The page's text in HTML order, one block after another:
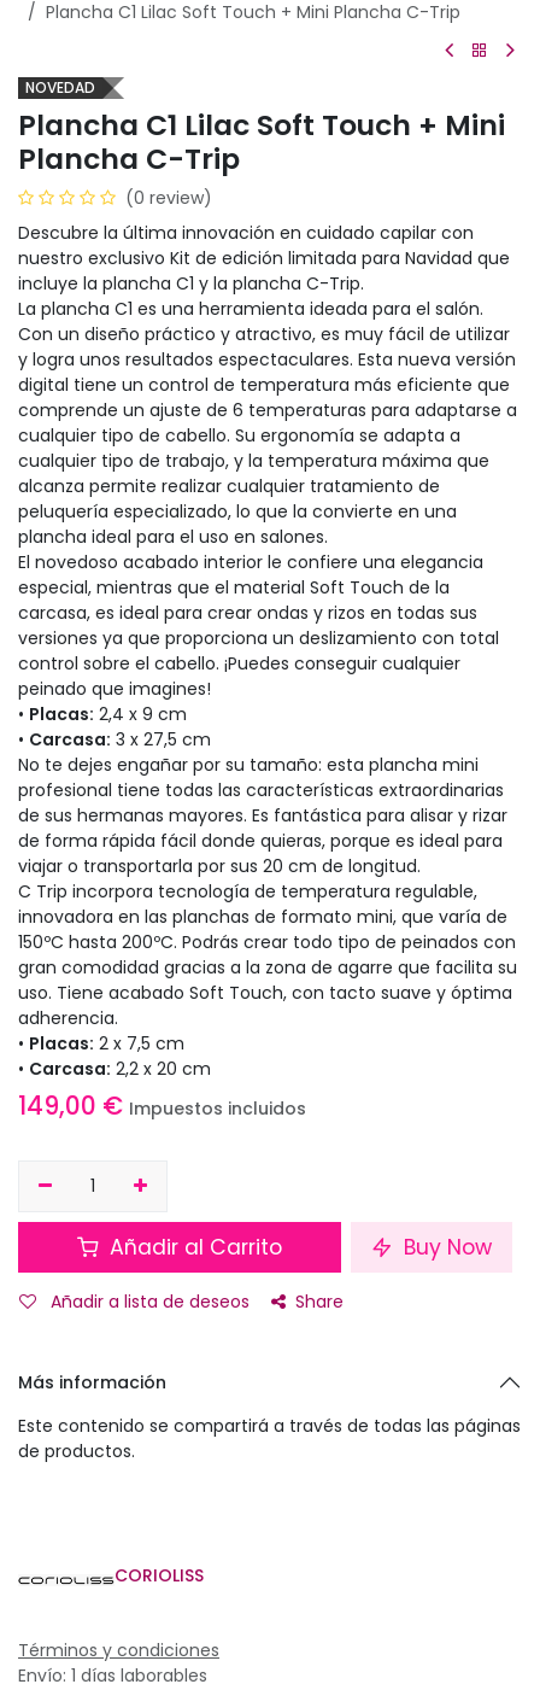
Plancha C1 Lilac Soft Touch + Mini Plancha C-Trip
NOVEDAD
Plancha C1 Lilac Soft Touch + Mini
Plancha C-Trip
(0 review)
Descubre la última innovación en cuidado capilar con
nuestro exclusivo Kit de edición limitada para Navidad que
incluye la plancha C1 y la plancha C-Trip.
La plancha C1 es una herramienta ideada para el salón.
Con un diseño práctico y atractivo, es muy fácil de utilizar
y logra unos resultados espectaculares. Esta nueva versión
digital tiene un control de temperatura más eficiente que
comprende un ajuste de 6 temperaturas para adaptarse a
cualquier tipo de cabello. Su ergonomía se adapta a
cualquier tipo de trabajo, y la temperatura máxima que
alcanza permite realizar cualquier tratamiento de
peluquería especializado, lo que la convierte en una
plancha ideal para el uso en salones.
El novedoso acabado interior le confiere una elegancia
especial, mientras que el material Soft Touch de la
carcasa, es ideal para crear ondas y rizos en todas sus
versiones ya que proporciona un deslizamiento con total
control sobre el cabello. ¡Puedes conseguir cualquier
peinado que imagines!
• Placas: 2,4 x 9 cm
• Carcasa: 3 x 27,5 cm
No te dejes engañar por su tamaño: esta plancha mini
profesional tiene todas las características extraordinarias
de sus hermanas mayores. Es fantástica para alisar y rizar
de forma rápida fácil donde quieras, porque es ideal para
viajar o transportarla por sus 20 cm de longitud.
C Trip incorpora tecnología de temperatura regulable,
innovadora en las planchas de formato mini, que varía de
150ºC hasta 200ºC. Podrás crear todo tipo de peinados con
gran comodidad gracias a la zona de agarre que facilita su
uso. Tiene acabado Soft Touch, con tacto suave y óptima
adherencia.
• Placas: 2 x 7,5 cm
• Carcasa: 2,2 x 20 cm
149,00 € Impuestos incluidos
Añadir al Carrito Buy Now
Añadir a lista de deseos Share
Más información
Este contenido se compartirá a través de todas las páginas
de productos.
CORIOLISS
Términos y condiciones
Envío: 1 días laborables